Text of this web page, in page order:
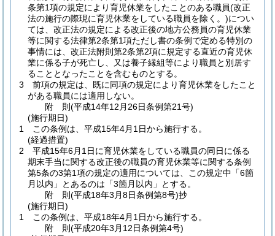
条第1項の規定により育児休業をしたことのある職員(改正
法の施行の際現に育児休業をしている職員を除く。)につい
ては、改正法の規定による改正後の地方公務員の育児休業
等に関する法律第2条第1項ただし書の条例で定める特別の
事情には、改正法附則第2条第2項に規定する直近の育児休
業に係る子が死亡し、又は養子縁組等により職員と別居す
ることとなったことを含むものとする。
3
前項の規定は、既に同項の規定により育児休業をしたこと
がある職員には適用しない。
附 則(平成14年12月26日条例第21号)
(施行期日)
1
この条例は、平成15年4月1日から施行する。
(経過措置)
2
平成15年6月1日に育児休業をしている職員の同日に係る
期末手当に関する改正後の職員の育児休業等に関する条例
第5条の3第1項の規定の適用については、この規定中「6箇
月以内」とあるのは「3箇月以内」とする。
附 則(平成18年3月8日条例第8号)抄
(施行期日)
1
この条例は、平成18年4月1日から施行する。
附 則(平成20年3月12日条例第4号)